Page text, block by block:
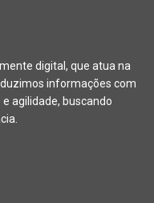
digital, que atua na
informações com
agilidade, buscando